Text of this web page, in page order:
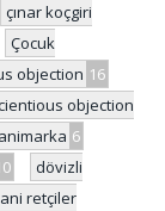
çınar koçgiri
Çocuk
objection 16
objection
6
dövizli
retçiler